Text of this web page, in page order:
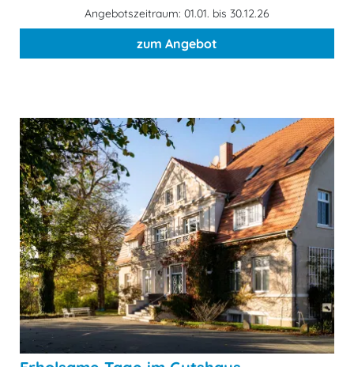
Angebotszeitraum: 01.01. bis 30.12.26
zum Angebot